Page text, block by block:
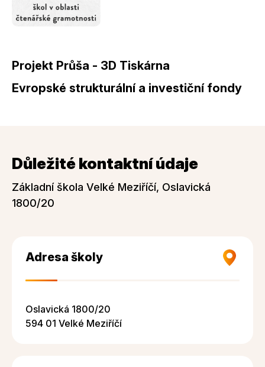
Projekt Průša - 3D Tiskárna
Evropské strukturální a investiční fondy
Důležité kontaktní údaje
Základní škola Velké Meziříčí, Oslavická
1800/20
Adresa školy
Oslavická 1800/20
594 01 Velké Meziříčí